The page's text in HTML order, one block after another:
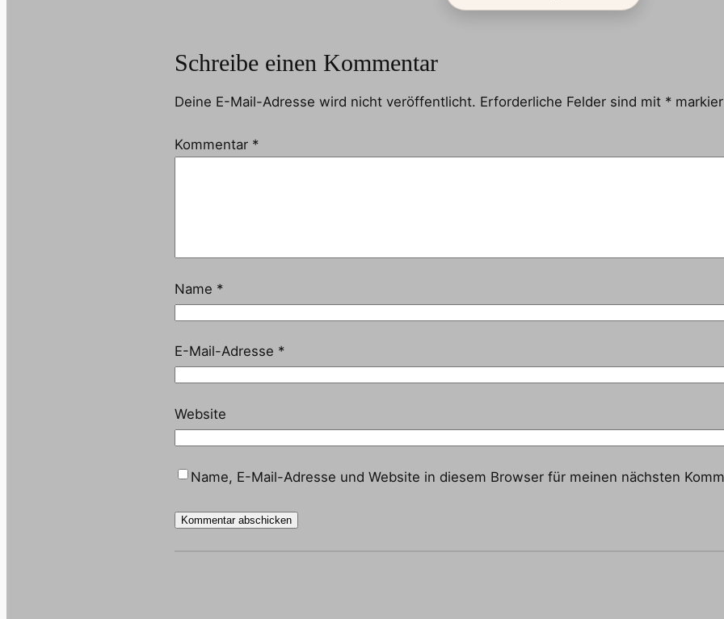
Schreibe einen Kommentar
Deine E-Mail-Adresse wird nicht veröffentlicht. Erforderliche Felder sind mit *
Kommentar *
Name *
E-Mail-Adresse *
Website
Name, E-Mail-Adresse und Website in diesem Browser für meinen nächsten